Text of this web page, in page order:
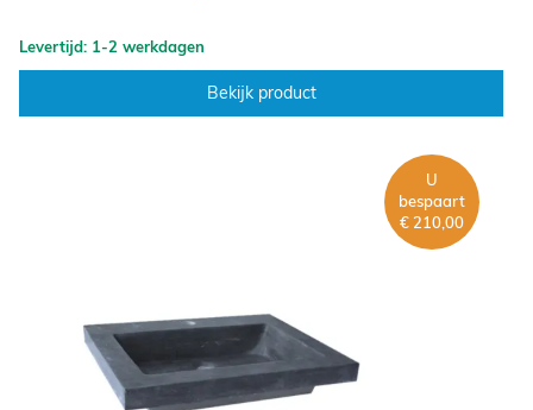
Levertijd: 1-2 werkdagen
Bekijk product
U
bespaart
€ 210,00